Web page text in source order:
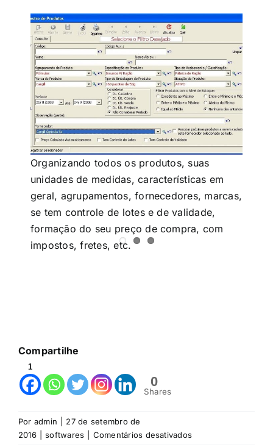
Organizando todos os produtos, suas
unidades de medidas, características em
geral, agrupamentos, fornecedores, marcas,
se tem controle de lotes e de validade,
formação do seu preço de compra, com
impostos, fretes, etc.
Compartilhe
1
0
Shares
Por admin
27 de setembro de
2016
softwares Comentários desativadosem